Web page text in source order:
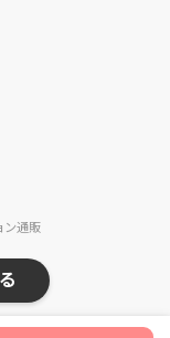
ン通販